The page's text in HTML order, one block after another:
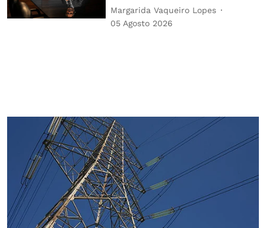
Margarida Vaqueiro Lopes
05 Agosto 2026